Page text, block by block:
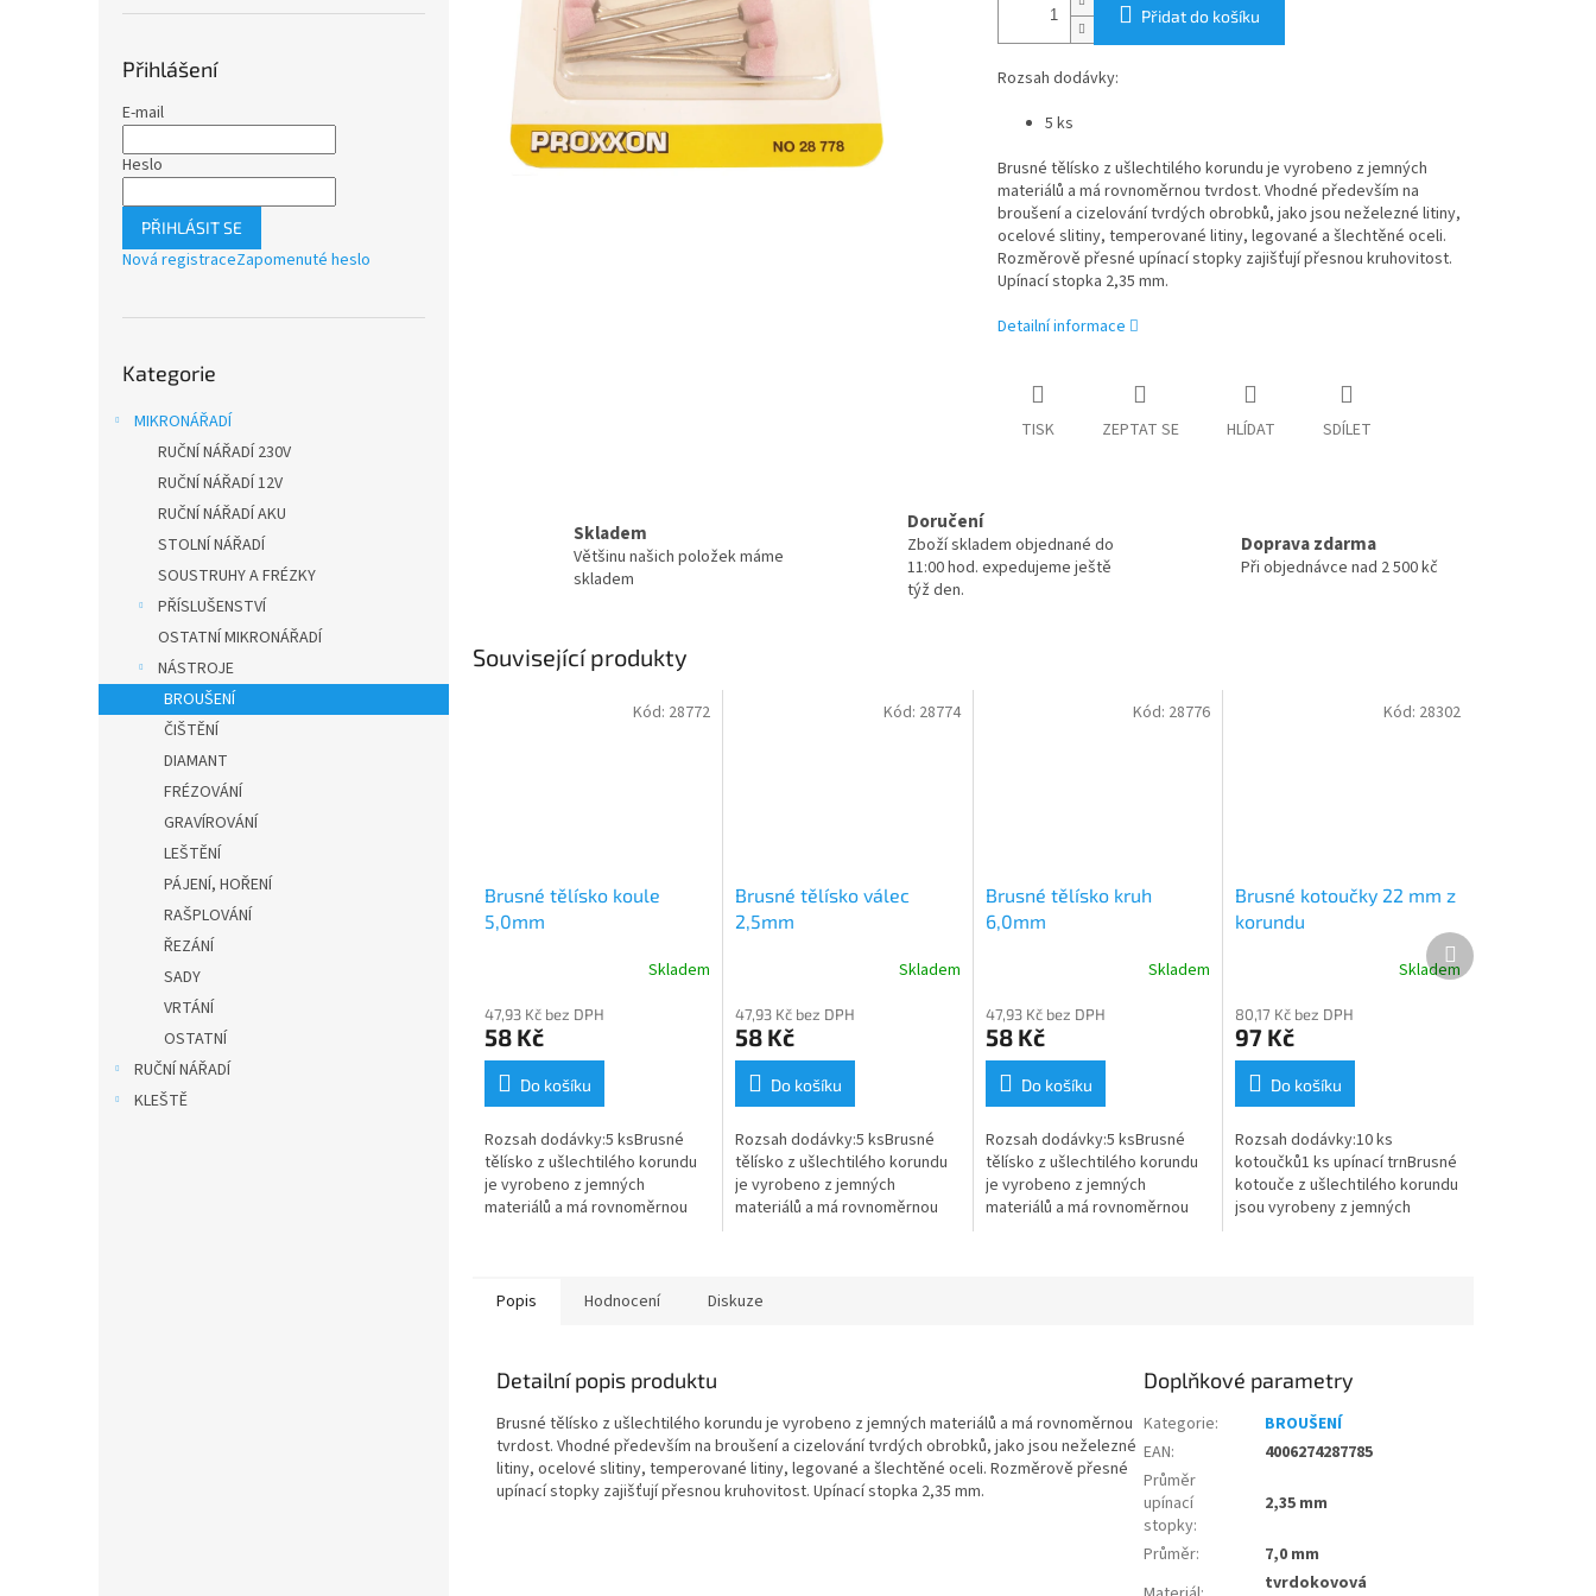
Přihlášení
E-mail
Heslo
PŘIHLÁSIT SE
Nová registraceZapomenuté heslo
kategorie
Kategorie
MIKRONÁŘADÍ
RUČNÍ NÁŘADÍ 230V
RUČNÍ NÁŘADÍ 12V
RUČNÍ NÁŘADÍ AKU
STOLNÍ NÁŘADÍ
SOUSTRUHY A FRÉZKY
PŘÍSLUŠENSTVÍ
OSTATNÍ MIKRONÁŘADÍ
NÁSTROJE
BROUŠENÍ
ČIŠTĚNÍ
DIAMANT
FRÉZOVÁNÍ
GRAVÍROVÁNÍ
LEŠTĚNÍ
PÁJENÍ, HOŘENÍ
RAŠPLOVÁNÍ
ŘEZÁNÍ
SADY
VRTÁNÍ
OSTATNÍ
RUČNÍ NÁŘADÍ
KLEŠTĚ
Přidat do košíku
Rozsah dodávky:
5 ks
Brusné tělísko z ušlechtilého korundu je vyrobeno z jemných
materiálů a má rovnoměrnou tvrdost. Vhodné především na
broušení a cizelování tvrdých obrobků, jako jsou neželezné litiny,
ocelové slitiny, temperované litiny, legované a šlechtěné oceli.
Rozměrově přesné upínací stopky zajišťují přesnou kruhovitost.
Upínací stopka 2,35 mm.
Detailní informace
TISK ZEPTAT SE HLÍDAT SDÍLET
Skladem
Většinu našich položek máme
skladem
Doručení
Zboží skladem objednané do
11:00 hod. expedujeme ještě
týž den.
Doprava zdarma
Při objednávce nad 2 500 kč
Související produkty
Brusné tělísko koule
5,0mm
Skladem
47,93 Kč bez DPH
58 Kč
Do košíku
Rozsah dodávky:5 ksBrusné
tělísko z ušlechtilého korundu
je vyrobeno z jemných
materiálů a má rovnoměrnou
Kód: 28772
Brusné tělísko válec
2,5mm
Skladem
47,93 Kč bez DPH
58 Kč
Do košíku
Rozsah dodávky:5 ksBrusné
tělísko z ušlechtilého korundu
je vyrobeno z jemných
materiálů a má rovnoměrnou
Kód: 28774
Brusné tělísko kruh
6,0mm
Skladem
47,93 Kč bez DPH
58 Kč
Do košíku
Rozsah dodávky:5 ksBrusné
tělísko z ušlechtilého korundu
je vyrobeno z jemných
materiálů a má rovnoměrnou
Kód: 28776
Brusné kotoučky 22 mm z
korundu
Skladem
80,17 Kč bez DPH
97 Kč
Do košíku
Rozsah dodávky:10 ks
kotoučků1 ks upínací trnBrusné
kotouče z ušlechtilého korundu
jsou vyrobeny z jemných
Kód: 28302
Další
produkt
Popis Hodnocení Diskuze
Detailní popis produktu
Brusné tělísko z ušlechtilého korundu je vyrobeno z jemných materiálů a má rovnoměrnou
tvrdost. Vhodné především na broušení a cizelování tvrdých obrobků, jako jsou neželezné
litiny, ocelové slitiny, temperované litiny, legované a šlechtěné oceli. Rozměrově přesné
upínací stopky zajišťují přesnou kruhovitost. Upínací stopka 2,35 mm.
Doplňkové parametry
Kategorie:
BROUŠENÍ
EAN:
4006274287785
Průměr
upínací
stopky:
2,35 mm
Průměr:
7,0 mm
tvrdokovová